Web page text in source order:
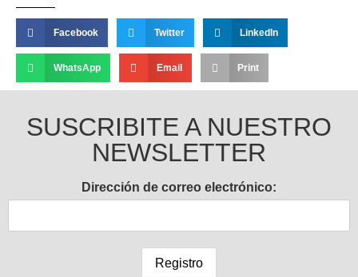
Facebook Twitter LinkedIn
WhatsApp Email Print
SUSCRIBITE A NUESTRO
NEWSLETTER
Dirección de correo electrónico: